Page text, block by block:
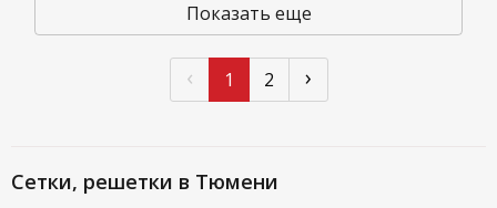
Показать еще
‹ 1 2 ›
Сетки, решетки в Тюмени